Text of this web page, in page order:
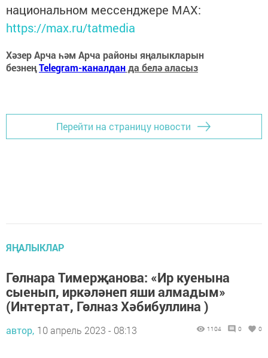
национальном мессенджере MАХ:
https://max.ru/tatmedia
Хәзер Арча һәм Арча районы яңалыкларын
безнеңTelegram-каналданда белә аласыз
Перейти на страницу новости
ЯҢАЛЫКЛАР
Гөлнара Тимерҗанова: «Ир куенына
сыенып, иркәләнеп яши алмадым»
(Интертат, Гөлназ Хәбибуллина )
автор, 10 апрель 2023 - 08:13 1104 0 0